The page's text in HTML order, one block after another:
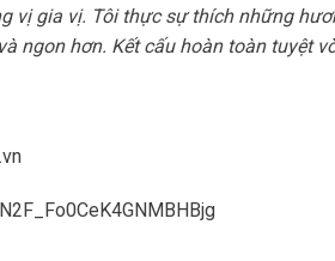
vị gia vị. Tôi thực sự thích những
ngon hơn. Kết cấu hoàn toàn tuyệt